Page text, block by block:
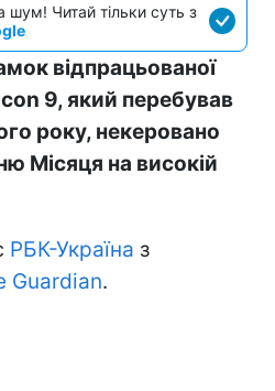
шум! Читай тільки суть з
відпрацьованої
9, який перебував
року, некеровано
Місяця на високій
РБК-Україна з
Guardian.